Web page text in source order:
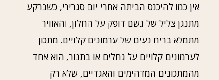
אין כמו להיכנס הביתה אחרי יום סגרירי, כשברקע
מתנגן צליל של גשם דופק על החלון, והאוויר
מתמלא בריח נעים של ערמונים קלויים. מתכון
לערמונים קלויים על גחלים או בתנור, הוא אחד
מהמתכונים המדהימים והאגדיים, שלא רק